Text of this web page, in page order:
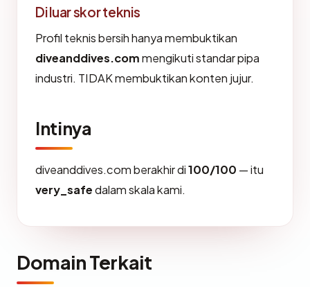
Di luar skor teknis
Profil teknis bersih hanya membuktikan
diveanddives.commengikuti standar pipa
industri. TIDAK membuktikan konten jujur.
Intinya
diveanddives.com berakhir di100/100 — itu
very_safedalam skala kami.
Domain Terkait